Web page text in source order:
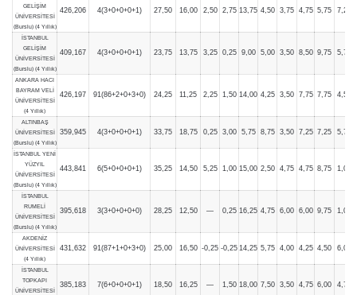
GELİŞİM
ÜNİVERSİTESİ
(Burslu) (4 Yıllık)
426,206 4(3+0+0+0+1) 27,50 16,00 2,50 2,75 13,75 4,50 3,75 4,75 5,75 7,25
İSTANBUL
GELİŞİM
ÜNİVERSİTESİ
(Burslu) (4 Yıllık)
409,167 4(3+0+0+0+1) 23,75 13,75 3,25 0,25 9,00 5,00 3,50 8,50 9,75 5,75
ANKARA HACI
BAYRAM VELİ
ÜNİVERSİTESİ
(4 Yıllık)
426,197 91(86+2+0+3+0) 24,25 11,25 2,25 1,50 14,00 4,25 3,50 7,75 7,75 4,50
ALTINBAŞ
ÜNİVERSİTESİ
(Burslu) (4 Yıllık)
359,945 4(3+0+0+0+1) 33,75 18,75 0,25 3,00 5,75 8,75 3,50 7,25 7,25 5,75
İSTANBUL YENİ
YÜZYIL
ÜNİVERSİTESİ
(Burslu) (4 Yıllık)
443,841 6(5+0+0+0+1) 35,25 14,50 5,25 1,00 15,00 2,50 4,75 4,75 8,75 1,00
İSTANBUL
RUMELİ
ÜNİVERSİTESİ
(Burslu) (4 Yıllık)
395,618 3(3+0+0+0+0) 28,25 12,50 — 0,25 16,25 4,75 6,00 6,00 9,75 1,00
AKDENİZ
ÜNİVERSİTESİ
(4 Yıllık)
431,632 91(87+1+0+3+0) 25,00 16,50 -0,25 -0,25 14,25 5,75 4,00 4,25 4,50 6,00
İSTANBUL
TOPKAPI
ÜNİVERSİTESİ
385,183 7(6+0+0+0+1) 18,50 16,25 — 1,50 18,00 7,50 3,50 4,75 6,00 4,75